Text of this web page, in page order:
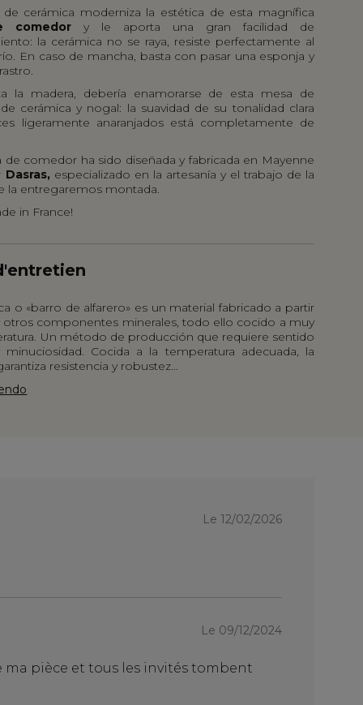
cerámica moderniza la estética de esta magnífica
comedor y le aporta una gran facilidad de
la cerámica no se raya, resiste perfectamente al
En caso de mancha, basta con pasar una esponja y
la madera, debería enamorarse de esta mesa de
cerámica y nogal: la suavidad de su tonalidad clara
ligeramente anaranjados está completamente de
de comedor ha sido diseñada y fabricada en Mayenne
Dasras, especializado en la artesanía y el trabajo de la
la entregaremos montada.
in France!
o «barro de alfarero» es un material fabricado a partir
otros componentes minerales, todo ello cocido a muy
Un método de producción que requiere sentido
Cocida a la temperatura adecuada, la
resistencia y robustez...
Le 12/02/2026
Le 09/12/2024
ma pièce et tous les invités tombent